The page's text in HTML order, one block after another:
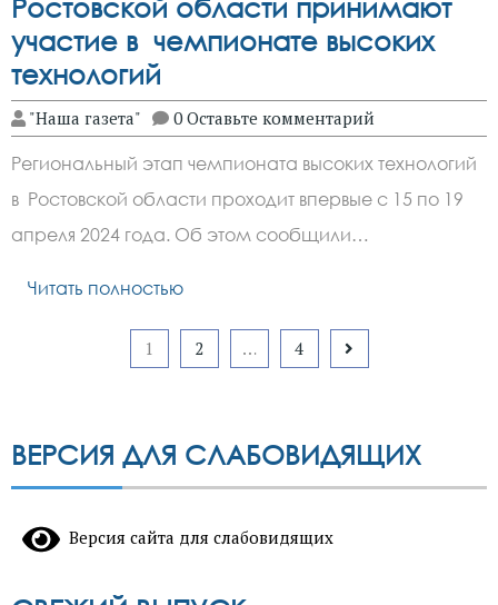
Ростовской области принимают
участие в чемпионате высоких
технологий
"Наша газета" 0 Оставьте комментарий
Региональный этап чемпионата высоких технологий
в Ростовской области проходит впервые с 15 по 19
апреля 2024 года. Об этом сообщили…
Читать полностью
1 2 … 4
ВЕРСИЯ ДЛЯ СЛАБОВИДЯЩИХ
Версия сайта для слабовидящих